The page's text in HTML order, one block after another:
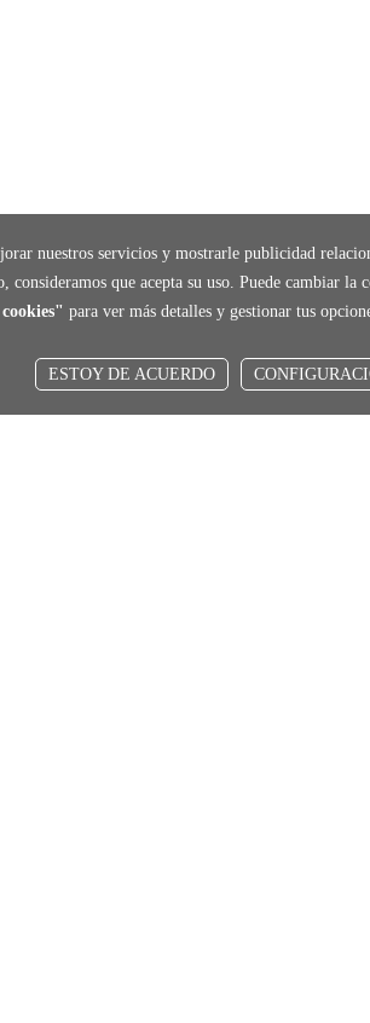
nuestros servicios y mostrarle publicidad
consideramos que acepta su uso. Puede cambiar
para ver más detalles y gestionar tus
ESTOY DE ACUERDO